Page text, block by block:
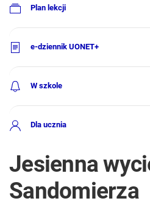
Plan lekcji
e-dziennik UONET+
W szkole
Dla ucznia
Jesienna
Sandomierza